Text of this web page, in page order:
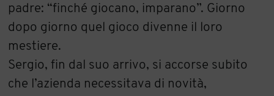
padre: “finché giocano, imparano”. Giorno
dopo giorno quel gioco divenne il loro
mestiere.
Sergio, fin dal suo arrivo, si accorse subito
che l’azienda necessitava di novità,